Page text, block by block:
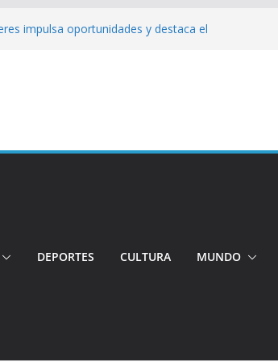
impulsa oportunidades y destaca el
candidatura para buscar la
su candidatura a la Alcaldía de Quito
DEPORTES CULTURA MUNDO